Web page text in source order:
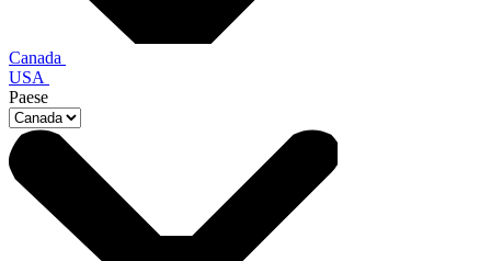
Canada
USA
Paese